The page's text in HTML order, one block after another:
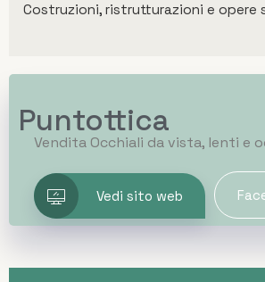
Costruzioni, ristrutturazioni e opere
Puntottica
Vendita Occhiali da vista, lenti e
Vedi sito web